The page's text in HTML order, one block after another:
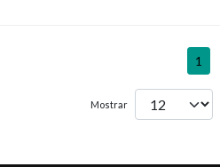
1
Mostrar